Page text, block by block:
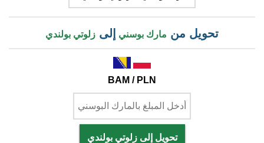
تحويل من مارك بوسني إلى زلوتي بولندي
BAM / PLN
تحويل إلى زلوتي بولندي